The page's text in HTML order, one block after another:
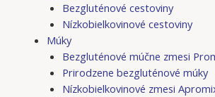
Bezgluténové cestoviny
Nízkobielkovinové cestoviny
Múky
Bezgluténové múčne zmesi
Prirodzene bezgluténové múky
Nízkobielkovinové zmesi